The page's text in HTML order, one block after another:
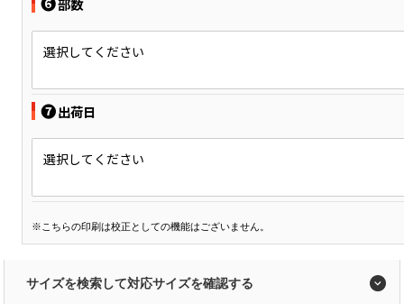
部数
選択してください
❼出荷日
選択してください
※こちらの印刷は校正としての機能はございません。
サイズを検索して対応サイズを確認する